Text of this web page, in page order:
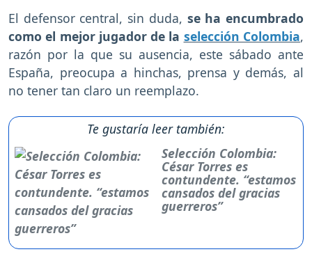
El defensor central, sin duda, se ha encumbrado
como el mejor jugador de la selección Colombia,
razón por la que su ausencia, este sábado ante
España, preocupa a hinchas, prensa y demás, al
no tener tan claro un reemplazo.
Te gustaría leer también:
Selección Colombia:
César Torres es
contundente. “estamos
cansados del gracias
guerreros”